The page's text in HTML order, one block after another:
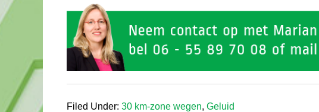
Filed Under: 30 km-zone wegen, Geluid